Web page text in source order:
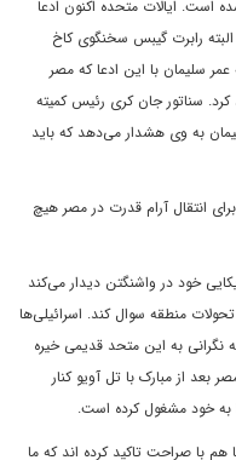
ایالات متحده اکنون ادعا
رابرت گیبس سخنگوی کاخ
سلیمان با این ادعا که مصر
کرد. سناتور جان کری رئیس کمیته
به وی هشدار می‌دهد که باید
انتقال آرام قدرت در مصر هیچ
خود در واشنگتن دیدار می‌کند
منطقه سوال کند. اسرائیلی‌‌ها
نگرانی به این متحد قدیمی‌ خیره
بعد از مبارک با تل آویو کنار
به خود مشغول کرده است.
هم با صراحت تاکید کرده اند که ما